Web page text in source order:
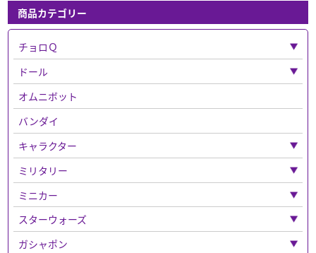
商品カテゴリー
チョロＱ
チョロQその他
チョロＱゼロ
ドール
オムニボット
バンダイ
キャラクター
「ディズニー」全て
ミリタリー
ミニカー
スターウォーズ
ガシャポン